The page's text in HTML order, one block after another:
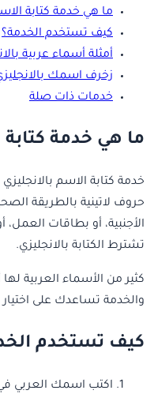
ما هي خدمة كتابة
كيف تستخدم الخدمة؟
أمثلة أسماء عربية
زخرف اسمك
خدمات ذات صلة
ما هي خدمة كتابة
خدمة كتابة الاسم
حروف لاتينية بالطريقة
الأجنبية، أو بطاقات
تشترط الكتابة بالانجليزي.
كثير من الأسماء العربية لها
والخدمة تساعدك على
كيف تستخدم
اكتب اسمك العربي